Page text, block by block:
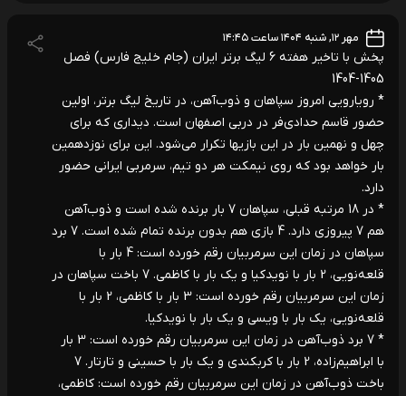
مهر ۱۲, شنبه ۱۴۰۴ ساعت ۱۴:۴۵
پخش با تاخیر هفته 6 لیگ برتر ایران (جام خلیج فارس) فصل
1405-1404
* رویارویی امروز سپاهان و ذوب‌آهن، در تاریخ لیگ برتر، اولین
حضور قاسم حدادی‌فر در دربی اصفهان است. دیداری که برای
چهل و نهمین بار در این بازیها تکرار می‌شود. این برای نوزدهمین
بار خواهد بود که روی نیمکت هر دو تیم، سرمربی ایرانی حضور
دارد.
* در 18 مرتبه قبلی، سپاهان 7 بار برنده شده است و ذوب‌آهن
هم 7 پیروزی دارد. 4 بازی هم بدون برنده تمام شده است. 7 برد
سپاهان در زمان این سرمربیان رقم خورده است: 4 بار با
قلعه‌نویی، 2 بار با نویدکیا و یک بار با کاظمی. 7 باخت سپاهان در
زمان این سرمربیان رقم خورده است: 3 بار با کاظمی، 2 بار با
قلعه‌نویی، یک بار با ویسی و یک بار با نویدکیا.
* 7 برد ذوب‌آهن در زمان این سرمربیان رقم خورده است: 3 بار
با ابراهیم‌زاده، 2 بار با کربکندی و یک بار با حسینی و تارتار. 7
باخت ذوب‌آهن در زمان این سرمربیان رقم خورده است: کاظمی،